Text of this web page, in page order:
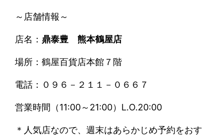
～店舗情報～
店名： 鼎泰豊 熊本鶴屋店
場所：鶴屋百貨店本館７階
電話：０９６－２１１－０６６７
営業時間（11:00～21:00）L.O.20:00
＊人気店なので、週末はあらかじめ予約をおす